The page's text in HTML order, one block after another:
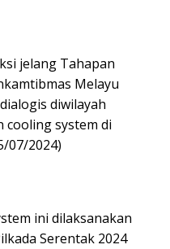
jelang Tahapan
Melayu
diwilayah
cooling system di
07/2024)
ini dilaksanakan
Serentak 2024